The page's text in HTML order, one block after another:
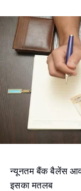
न्यूनतम बैंक बैलेंस
इसका मतलब